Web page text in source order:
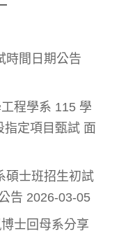
時間日期公告
程學系 115 學
定項目甄試 面
碩士班招生初試
告 2026-03-05
士回母系分享